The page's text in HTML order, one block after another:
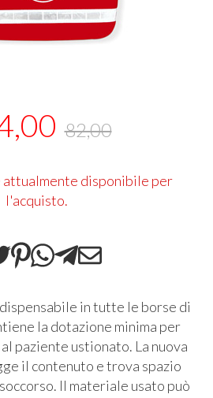
82,00
attualmente disponibile per
l'acquisto.
in tutte le borse di
la dotazione minima per
paziente ustionato. La nuova
il contenuto e trova spazio
Il materiale usato può